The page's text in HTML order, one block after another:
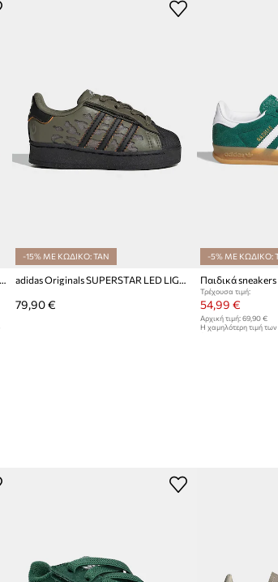
ID προϊόντος
-15% ΜΕ ΚΩΔΙΚΟ: TAN
79,90 €
-5% ΜΕ ΚΩΔΙΚΟ:
Τρέχουσα τιμή:
54,99 €
Αρχική τιμή: 69,90 €
Η χαμηλότερη τιμή